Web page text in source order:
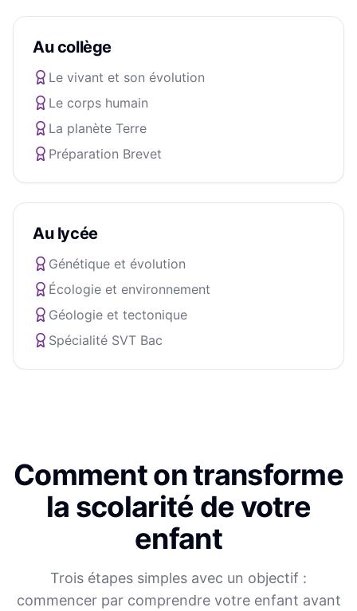
Au collège
Le vivant et son évolution
Le corps humain
La planète Terre
Préparation Brevet
Au lycée
Génétique et évolution
Écologie et environnement
Géologie et tectonique
Spécialité SVT Bac
Comment on transforme
la scolarité de votre
enfant
Trois étapes simples avec un objectif :
commencer par comprendre votre enfant avant